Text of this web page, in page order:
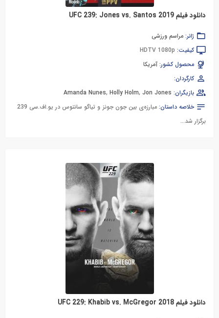
دانلود فیلم UFC 239: Jones vs. Santos 2019
ژانر: مراسم ورزشی
کیفیت: HDTV 1080p
محصول کشور: آمریکا
کارگردان:
بازیگران:
Amanda Nunes, Holly Holm, Jon Jones
خلاصه داستان:
مبارزه‌ی بین جون جونز و تیاگو سانتوس در یو.اف.سی 239
برگزار شد...
دانلود فیلم UFC 229: Khabib vs. McGregor 2018